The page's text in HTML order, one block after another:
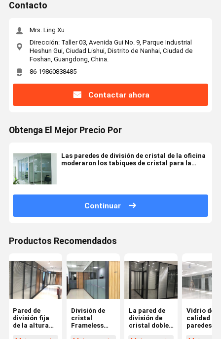
Contacto
Mrs. Ling Xu
Dirección: Taller 03, Avenida Gui No. 9, Parque Industrial
Heshun Gui, Ciudad Lishui, Distrito de Nanhai, Ciudad de
Foshan, Guangdong, China.
86-19860838485
Contactar ahora
Obtenga El Mejor Precio Por
Las paredes de división de cristal de la oficina
moderaron los tabiques de cristal para la
Continuar
Productos Recomendados
Pared de
división fija
de la altura
División de
cristal
Frameless
La pared de
división de
cristal doble
Vidrio de
calidad de
paredes de